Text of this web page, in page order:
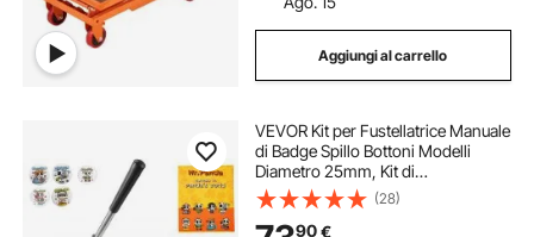
Aggiungi al carrello
VEVOR Kit per Fustellatrice Manuale
di Badge Spillo Bottoni Modelli
Diametro 25mm, Kit di
Punzonatrice Manuale in Ferro ABS
per Badge Spillo Fai-da-te con
Accessori Completi Modelli da
(28)
90€